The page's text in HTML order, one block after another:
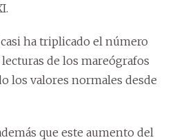
ha triplicado el número
de los mareógrafos
los valores normales desde
que este aumento del